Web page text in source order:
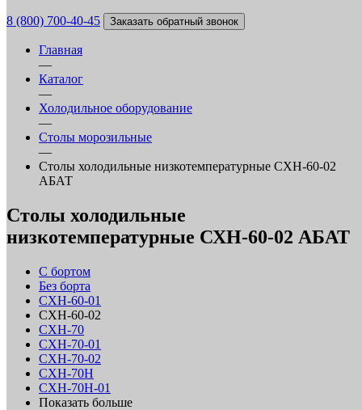
8 (800) 700-40-45 Заказать обратный звонок
Главная
—
Каталог
—
Холодильное оборудование
—
Столы морозильные
—
Столы холодильные низкотемпературные СХН-60-02
АБАТ
Столы холодильные
низкотемпературные СХН-60-02 АБАТ
С бортом
Без борта
СХН-60-01
СХН-60-02
СХН-70
СХН-70-01
СХН-70-02
СХН-70Н
СХН-70Н-01
Показать больше